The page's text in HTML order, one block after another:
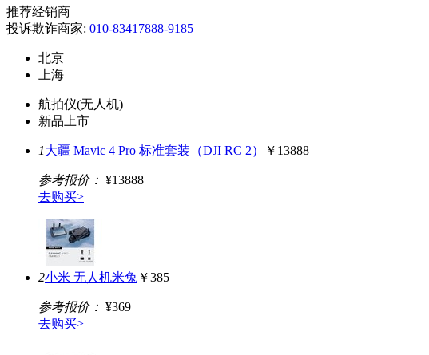
推荐经销商
投诉欺诈商家: 010-83417888-9185
北京
上海
航拍仪(无人机)
新品上市
1大疆 Mavic 4 Pro 标准套装（DJI RC 2） ￥13888
参考报价： ¥13888
去购买>
2小米 无人机米兔 ￥385
参考报价： ¥369
去购买>